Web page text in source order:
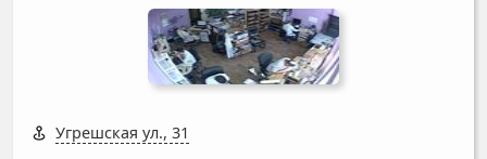
Угрешская ул., 31